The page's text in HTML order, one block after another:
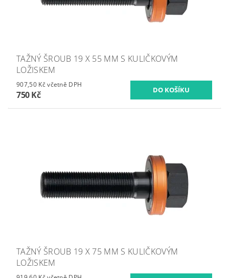
TAŽNÝ ŠROUB 19 X 55 MM S KULIČKOVÝM
LOŽISKEM
907,50 Kč včetně DPH
750 Kč
TAŽNÝ ŠROUB 19 X 75 MM S KULIČKOVÝM
LOŽISKEM